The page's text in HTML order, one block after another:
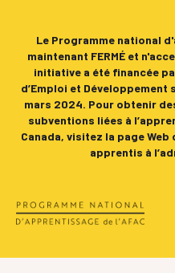
Le Programme national
maintenant FERMÉ et
initiative a été financée
d’Emploi et Développement
mars 2024. Pour obtenir
subventions liées à
Canada, visitez la page Web
apprentis à